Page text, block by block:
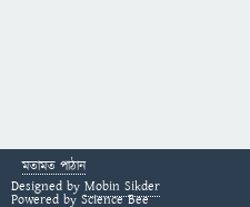
মতামত পাঠান
Designed by Mobin Sikder
Powered by Science Bee